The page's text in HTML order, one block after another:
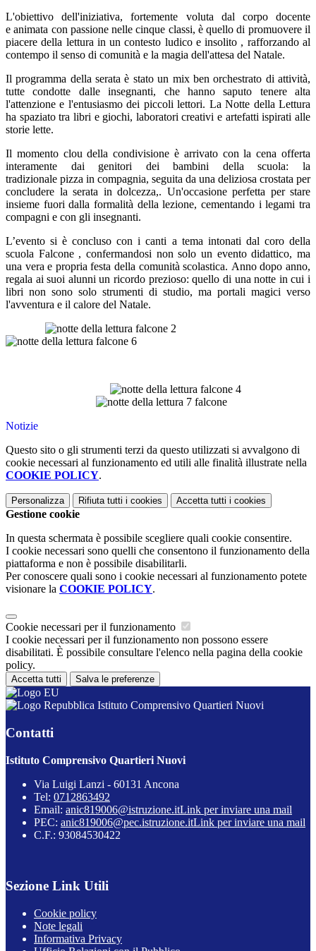
L'obiettivo dell'iniziativa, fortemente voluta dal corpo docente
eanimata con passione nelle cinque classi, è quello di promuovere il
piacere della lettura in un contesto ludico e insolito , rafforzando al
contempo il senso di comunità e la magia dell'attesa del Natale.
Il programma della serata è stato un mix ben orchestrato di attività,
tutte condotte dalleinsegnanti, che hanno saputo tenere alta
l'attenzione e l'entusiasmo dei piccoli lettori. La Notte della Lettura
ha spaziato tra libri e giochi, laboratori creativi e artefatti ispirati alle
storie lette.
Il momento clou della condivisione è arrivato con la cena offerta
interamente dai genitori dei bambini della scuola: la
tradizionale pizza in compagnia, seguita da una deliziosa crostata per
concludere la serata in dolcezza,. Un'occasione perfetta per stare
insieme fuori dalla formalità della lezione, cementando i legami tra
compagni e con gli insegnanti.
L’evento si è concluso con i canti a tema intonati dal coro della
scuola Falcone , confermandosi non solo un evento didattico, ma
una vera e propriafesta della comunità scolastica. Anno dopo anno,
regala ai suoi alunni un ricordo prezioso: quello di una notte in cui i
libri non sono solo strumenti di studio, ma portali magici verso
l'avventura e il calore del Natale.
Notizie
Questo sito o gli strumenti terzi da questo utilizzati si avvalgono di
cookie necessari al funzionamento ed utili alle finalità illustrate nella
COOKIE POLICY.
Personalizza Rifiuta tutti i cookies Accetta tutti i cookies
Gestione cookie
In questa schermata è possibile scegliere quali cookie consentire.
I cookie necessari sono quelli che consentono il funzionamento della
piattaforma e non è possibile disabilitarli.
Per conoscere quali sono i cookie necessari al funzionamento potete
visionare la COOKIE POLICY.
Cookie necessari per il funzionamento
I cookie necessari per il funzionamento non possono essere
disabilitati. È possibile consultare l'elenco nella pagina della cookie
policy.
Accetta tutti Salva le preferenze
Istituto Comprensivo Quartieri Nuovi
Contatti
Istituto Comprensivo Quartieri Nuovi
Via Luigi Lanzi - 60131 Ancona
Tel: 0712863492
Email: anic819006@istruzione.itLink per inviare una mail
PEC: anic819006@pec.istruzione.itLink per inviare una mail
C.F.: 93084530422
Sezione Link Utili
Cookie policy
Note legali
Informativa Privacy